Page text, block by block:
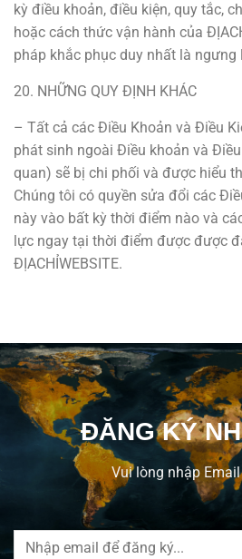
kỳ điều khoản, điều kiện, quy tắc,
hoặc cách thức vận hành của
pháp khắc phục duy nhất là
20. NHỮNG QUY ĐỊNH KHÁC
– Tất cả các Điều Khoản và Điều
phát sinh ngoài Điều khoản và
quan) sẽ bị chi phối và được hiểu
Chúng tôi có quyền sửa đổi các
này vào bất kỳ thời điểm nào và
lực ngay tại thời điểm được được
ĐỊACHỈWEBSITE.
ĐĂNG KÝ
Vui lòng nhập